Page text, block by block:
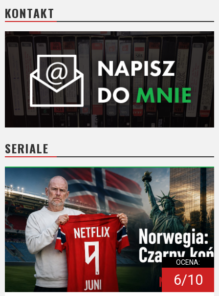
KONTAKT
SERIALE
OCENA:
6/10